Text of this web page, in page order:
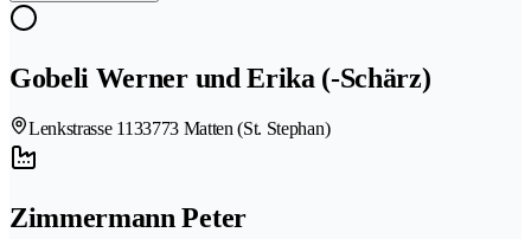
Gobeli Werner und Erika (-Schärz)
Lenkstrasse 1133773 Matten (St. Stephan)
Zimmermann Peter